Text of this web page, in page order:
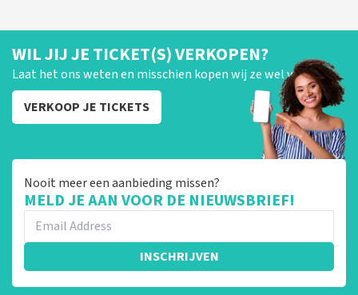
WIL JIJ JE TICKET(S) VERKOPEN?
Laat het ons weten en misschien kopen wij ze wel van je!
VERKOOP JE TICKETS
Nooit meer een aanbieding missen?
MELD JE AAN VOOR DE NIEUWSBRIEF!
INSCHRIJVEN